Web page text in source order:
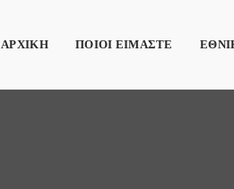
ΑΡΧΙΚΗ ΠΟΙΟΙ ΕΙΜΑΣΤΕ